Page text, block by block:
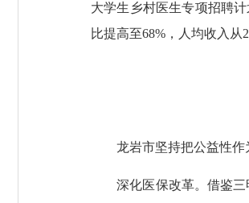
大学生乡村医生专项招聘
比提高至68%，人均收入从
龙岩市坚持把公益性作为
深化医保改革。借鉴三明